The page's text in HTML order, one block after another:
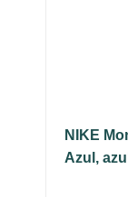
NIKE
Azul,